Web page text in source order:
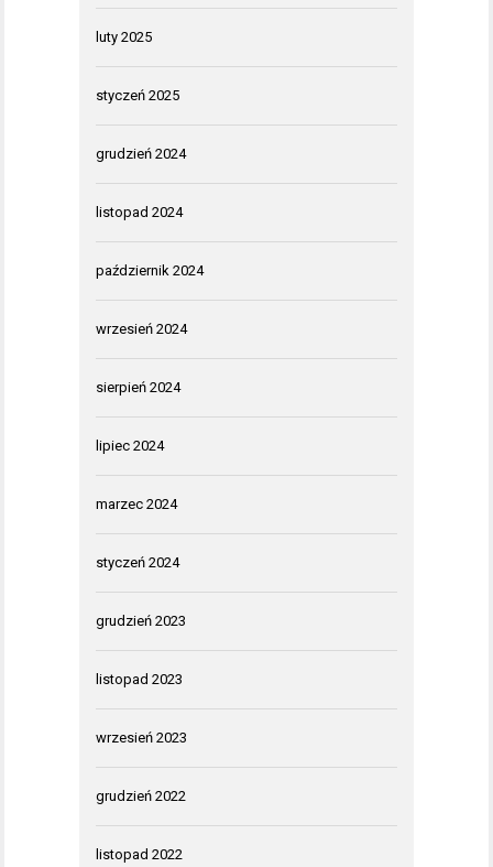
luty 2025
styczeń 2025
grudzień 2024
listopad 2024
październik 2024
wrzesień 2024
sierpień 2024
lipiec 2024
marzec 2024
styczeń 2024
grudzień 2023
listopad 2023
wrzesień 2023
grudzień 2022
listopad 2022